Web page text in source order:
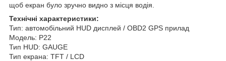
щоб екран було зручно видно з місця водія.
Технічні характеристики:
Тип: автомобільний HUD дисплей / OBD2 GPS прилад
Модель: P22
Тип HUD: GAUGE
Тип екрана: TFT / LCD